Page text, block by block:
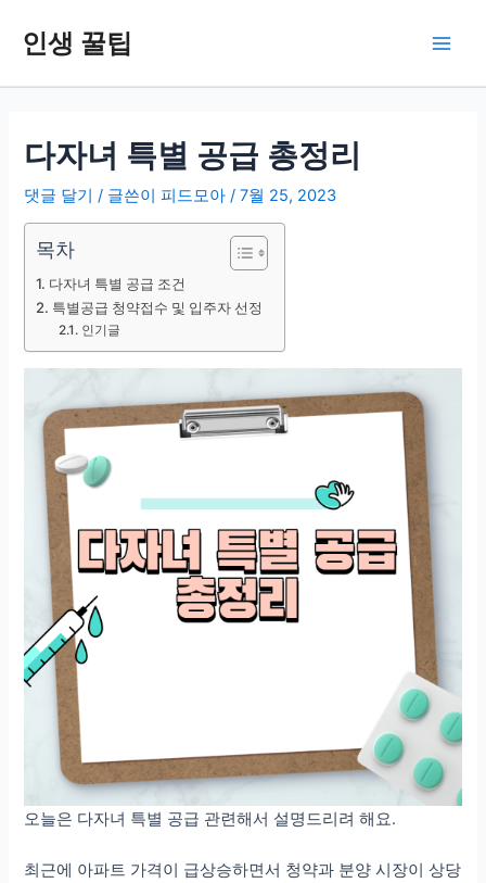
로
인생 꿀팁
다자녀 특별 공급 총정리
댓글 달기 / 글쓴이 피드모아/7월 25, 2023
목차
다자녀 특별 공급 조건
특별공급 청약접수 및 입주자 선정
인기글
오늘은 다자녀 특별 공급 관련해서 설명드리려 해요.
최근에 아파트 가격이 급상승하면서 청약과 분양 시장이 상당